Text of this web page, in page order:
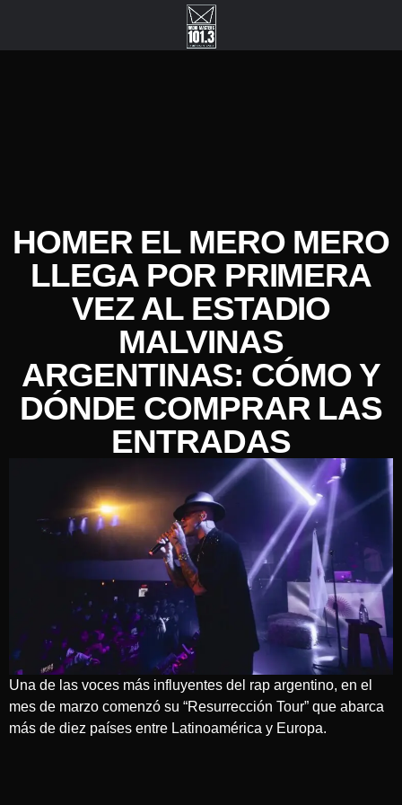
HOMER EL MERO MERO
LLEGA POR PRIMERA
VEZ AL ESTADIO
MALVINAS
ARGENTINAS: CÓMO Y
DÓNDE COMPRAR LAS
ENTRADAS
Una de las voces más influyentes del rap argentino, en el
mes de marzo comenzó su “Resurrección Tour” que abarca
más de diez países entre Latinoamérica y Europa.